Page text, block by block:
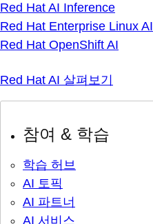
Red Hat AI Inference
Red Hat Enterprise Linux AI
Red Hat OpenShift AI
Red Hat AI 살펴보기
참여 & 학습
학습 허브
AI 토픽
AI 파트너
AI 서비스